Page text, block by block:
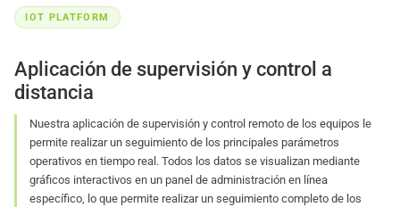
IOT PLATFORM
Aplicación de supervisión y control a
distancia
Nuestra aplicación de supervisión y control remoto de los equipos le
permite realizar un seguimiento de los principales parámetros
operativos en tiempo real. Todos los datos se visualizan mediante
gráficos interactivos en un panel de administración en línea
específico, lo que permite realizar un seguimiento completo de los